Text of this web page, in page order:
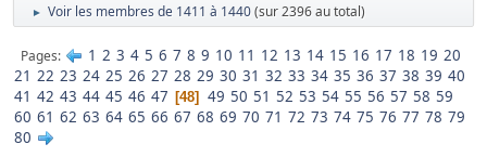
► Voir les membres de 1411 à 1440(sur 2396 au total)
Pages 1 2 3 4 5 6 7 8 9 10 11 12 13 14 15 16 17 18 19 20
21 22 23 24 25 26 27 28 29 30 31 32 33 34 35 36 37 38 39 40
41 42 43 44 45 46 47 48 49 50 51 52 53 54 55 56 57 58 59
60 61 62 63 64 65 66 67 68 69 70 71 72 73 74 75 76 77 78 79
80